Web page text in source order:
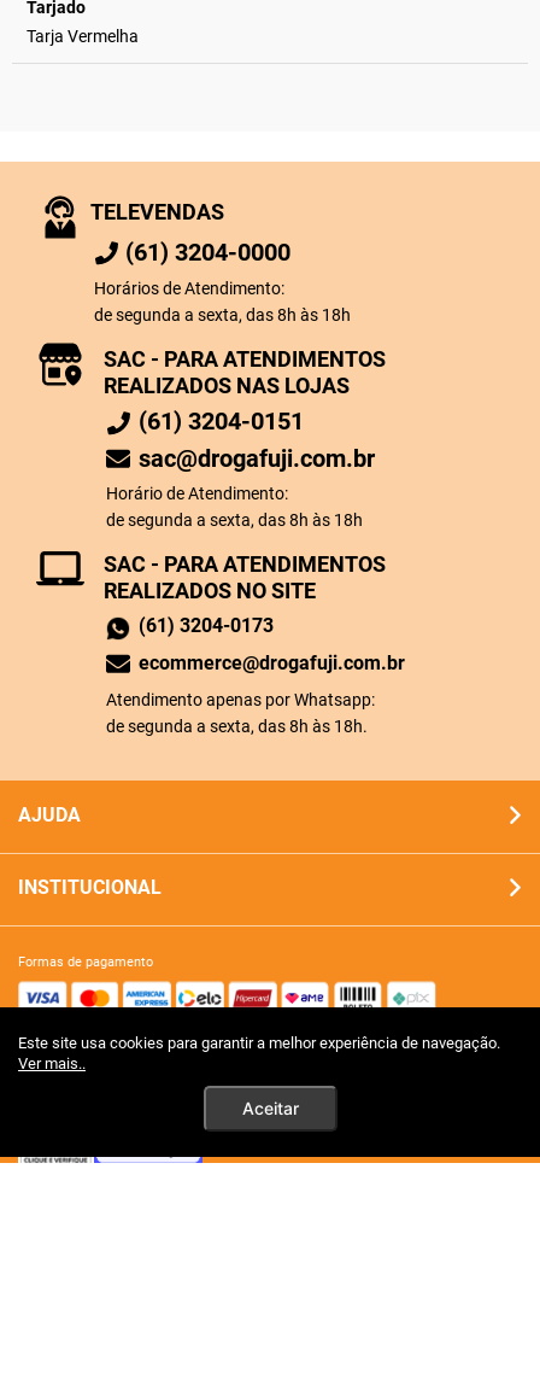
Este site usa cookies para garantir a melhor experiência de navegação.
Ver mais..
Aceitar
Tarjado
Tarja Vermelha
TELEVENDAS
(61) 3204-0000
Horários de Atendimento:
de segunda a sexta, das 8h às 18h
SAC - PARA ATENDIMENTOS
REALIZADOS NO SITE
(61) 3204-0173
ecommerce@drogafuji.com.br
Atendimento apenas por Whatsapp:
de segunda a sexta, das 8h às 18h.
SAC - PARA ATENDIMENTOS
REALIZADOS NAS LOJAS
(61) 3204-0151
sac@drogafuji.com.br
Horário de Atendimento:
de segunda a sexta, das 8h às 18h
AJUDA
INSTITUCIONAL
formas de pagamento
site 100% seguro